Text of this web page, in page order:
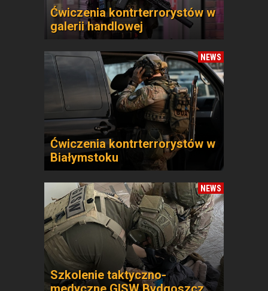
Ćwiczenia kontrterrorystów w
galerii handlowej
NEWS
Ćwiczenia kontrterrorystów w
Białymstoku
NEWS
Szkolenie taktyczno-